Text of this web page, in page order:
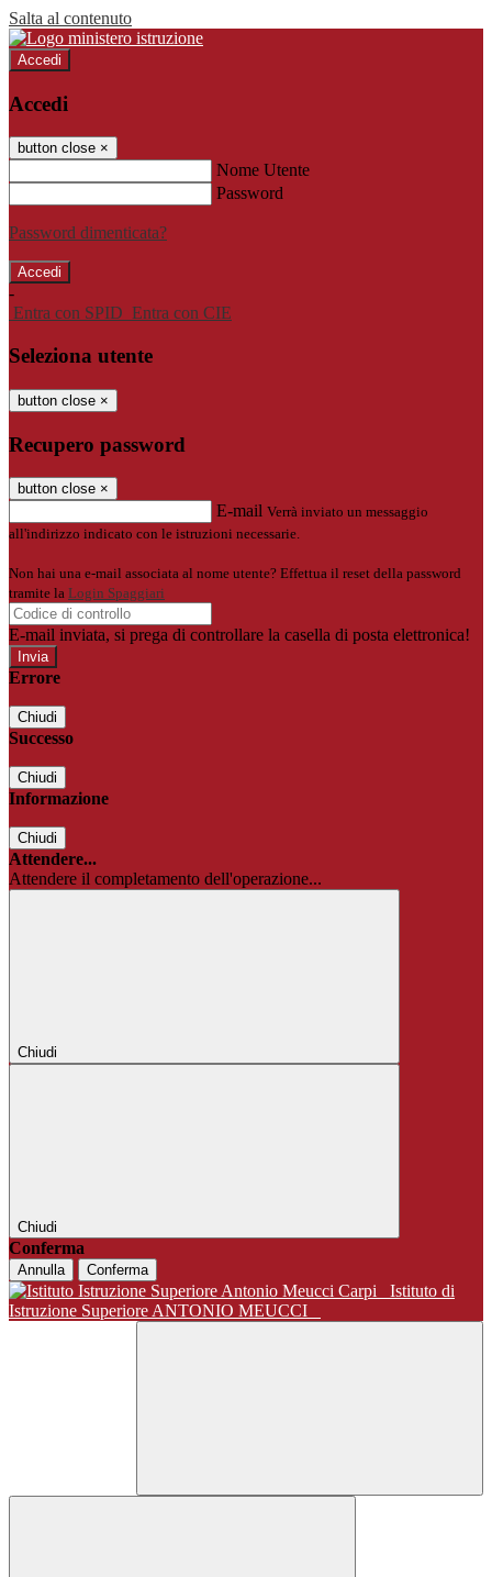
Salta al contenuto
Accedi
Accedi
button close ×
Nome Utente
Password
Password dimenticata?
-
Entra con SPID Entra con CIE
Seleziona utente
button close ×
Recupero password
button close ×
E-mail Verrà inviato un messaggio
all'indirizzo indicato con le istruzioni necessarie.
Non hai una e-mail associata al nome utente? Effettua il reset della password
tramite la Login Spaggiari
E-mail inviata, si prega di controllare la casella di posta elettronica!
Errore
Chiudi
Successo
Chiudi
Informazione
Chiudi
Attendere...
Attendere il completamento dell'operazione...
Chiudi
Chiudi
Conferma
Annulla Conferma
Istituto di
Istruzione Superiore ANTONIO MEUCCI